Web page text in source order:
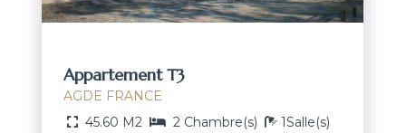
Appartement T3
AGDE FRANCE
45.60 M2
2 Chambre(s)
1Salle(s)